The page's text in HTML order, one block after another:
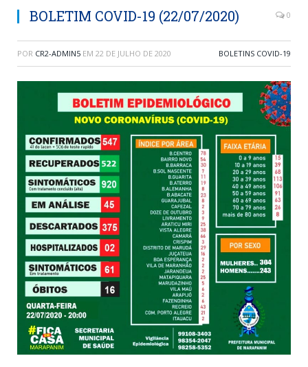
BOLETIM COVID-19 (22/07/2020) 0
POR CR2-ADMIN5 EM 22 DE JULHO DE 2020 BOLETINS COVID-19